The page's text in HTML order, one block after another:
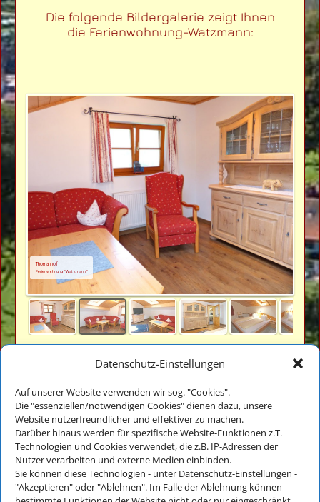
Datenschutz-Einstellungen
Auf unserer Website verwenden wir sog. "Cookies".
Die "essenziellen/notwendigen Cookies" dienen dazu, unsere
Website nutzerfreundlicher und effektiver zu machen.
Darüber hinaus werden für spezifische Website-Funktionen z.T.
Technologien und Cookies verwendet, die z.B. IP-Adressen der
Nutzer verarbeiten und externe Medien einbinden.
Sie können diese Technologien - unter Datenschutz-Einstellungen -
"Akzeptieren" oder "Ablehnen". Im Falle der Ablehnung können
Die folgende Bildergalerie zeigt Ihnen
die Ferienwohnung-Watzmann:
Thomanhof
Ferienwohnung "Watzmann"
Veronika Thomae
Thomanhof - Ferienwohnungen
Auf der Reiten 18
D-83486 Ramsau bei Berchtesgaden